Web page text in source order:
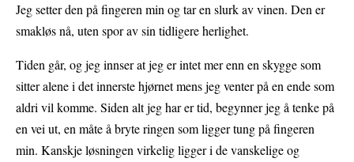
Jeg setter den på fingeren min og tar en slurk av vinen. Den er
smakløs nå, uten spor av sin tidligere herlighet.
Tiden går, og jeg innser at jeg er intet mer enn en skygge som
sitter alene i det innerste hjørnet mens jeg venter på en ende som
aldri vil komme. Siden alt jeg har er tid, begynner jeg å tenke på
en vei ut, en måte å bryte ringen som ligger tung på fingeren
min. Kanskje løsningen virkelig ligger i de vanskelige og